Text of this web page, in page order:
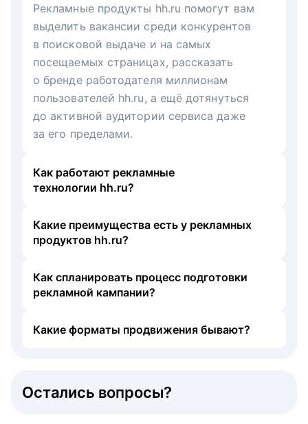
Рекламные продукты hh.ru помогут вам
выделить вакансии среди конкурентов
в поисковой выдаче и на самых
посещаемых страницах, рассказать
о бренде работодателя миллионам
пользователей hh.ru, а ещё дотянуться
до активной аудитории сервиса даже
за его пределами.
Как работают рекламные
технологии hh.ru?
Какие преимущества есть у рекламных
продуктов hh.ru?
Как спланировать процесс подготовки
рекламной кампании?
Какие форматы продвижения бывают?
Остались вопросы?